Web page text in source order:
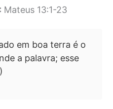
Mateus 13:1-23
em boa terra é o
a palavra; esse